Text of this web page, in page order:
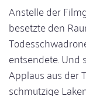
Anstelle der
besetzte den
entsendete. Und
Applaus aus der
schmutzige